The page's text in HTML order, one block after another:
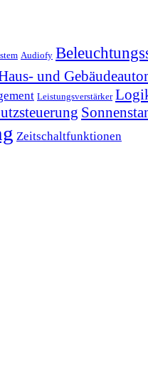
Audiofy
und
Leistungsverstärker
Zeitschaltfunktionen